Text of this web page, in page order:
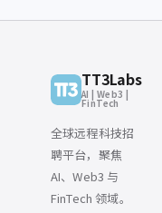
TT3Labs
AI | Web3 |
FinTech
全球远程科技招
聘平台，聚焦
AI、Web3 与
FinTech 领域。